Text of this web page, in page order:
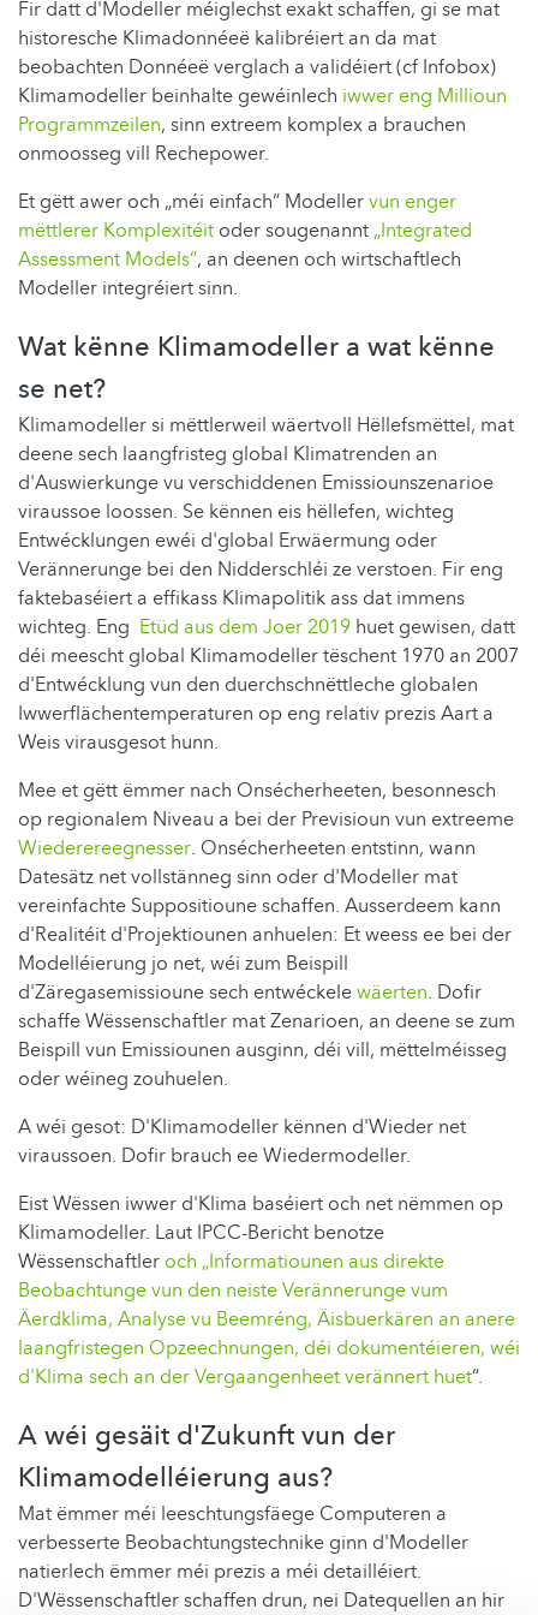
Fir datt d'Modeller méiglechst exakt schaffen, gi se mat
historesche Klimadonnéeë kalibréiert an da mat
beobachten Donnéeë verglach a validéiert (cf Infobox)
Klimamodeller beinhalte gewéinlech iwwer eng Millioun
Programmzeilen, sinn extreem komplex a brauchen
onmoosseg vill Rechepower.
Et gëtt awer och „méi einfach“ Modellervun enger
mëttlerer Komplexitéit oder sougenannt „Integrated
Assessment Models“, an deenen och wirtschaftlech
Modeller integréiert sinn.
Wat kënne Klimamodeller a wat kënne
se net?
Klimamodeller si mëttlerweil wäertvoll Hëllefsmëttel, mat
deene sech laangfristeg global Klimatrenden an
d'Auswierkunge vu verschiddenen Emissiounszenarioe
viraussoe loossen. Se kënnen eis hëllefen, wichteg
Entwécklungen ewéi d'global Erwäermung oder
Verännerunge bei den Nidderschléi ze verstoen. Fir eng
faktebaséiert a effikass Klimapolitik ass dat immens
wichteg. Eng Etüd aus dem Joer 2019 huet gewisen, datt
déi meescht global Klimamodeller tëschent 1970 an 2007
d'Entwécklung vun den duerchschnëttleche globalen
Iwwerflächentemperaturen op eng relativ prezis Aart a
Weis virausgesot hunn.
Mee et gëtt ëmmer nach Onsécherheeten, besonnesch
op regionalem Niveau a bei der Previsioun vun extreeme
Wiederereegnesser. Onsécherheeten entstinn, wann
Datesätz net vollstänneg sinn oder d'Modeller mat
vereinfachte Suppositioune schaffen. Ausserdeem kann
d'Realitéit d'Projektiounen anhuelen: Et weess ee bei der
Modelléierung jo net, wéi zum Beispill
d'Zäregasemissioune sech entwéckelewäerten. Dofir
schaffe Wëssenschaftler mat Zenarioen, an deene se zum
Beispill vun Emissiounen ausginn, déi vill, mëttelméisseg
oder wéineg zouhuelen.
A wéi gesot: D'Klimamodeller kënnen d'Wieder net
viraussoen. Dofir brauch ee Wiedermodeller.
Eist Wëssen iwwer d'Klima baséiert och net nëmmen op
Klimamodeller. Laut IPCC-Bericht benotze
Wëssenschaftler och „Informatiounen aus direkte
Beobachtunge vun den neiste Verännerunge vum
Äerdklima, Analyse vu Beemréng, Äisbuerkären an anere
laangfristegen Opzeechnungen, déi dokumentéieren, wéi
d'Klima sech an der Vergaangenheet verännert huet“.
A wéi gesäit d'Zukunft vun der
Klimamodelléierung aus?
Mat ëmmer méi leeschtungsfäege Computeren a
verbesserte Beobachtungstechnike ginn d'Modeller
natierlech ëmmer méi prezis a méi detailléiert.
D'Wëssenschaftler schaffen drun, nei Datequellen an hir